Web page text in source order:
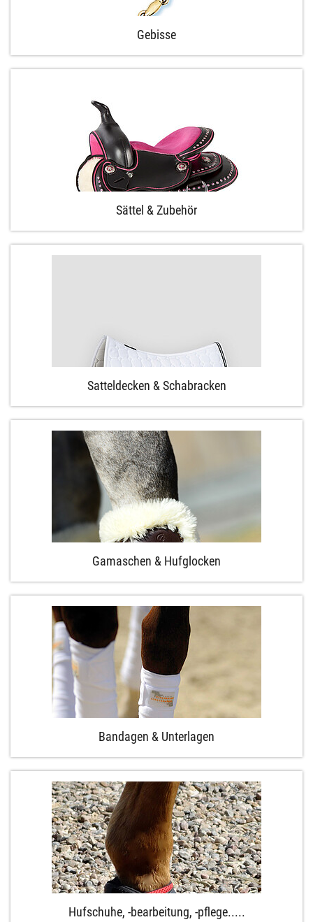
Gebisse
Sättel & Zubehör
Satteldecken & Schabracken
Gamaschen & Hufglocken
Bandagen & Unterlagen
Hufschuhe, -bearbeitung, -pflege.....